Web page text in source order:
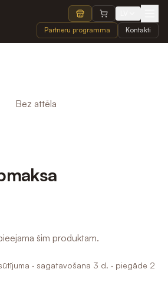
Partneru programma Kontakti
Bez attēla
šim produktam.
· sagatavošana 3 d. · piegāde 2